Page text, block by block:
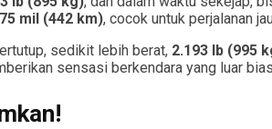
mil (442 km), cocok untuk perjalanan
sedikit lebih berat, 2.193 lb (995
sensasi berkendara yang luar